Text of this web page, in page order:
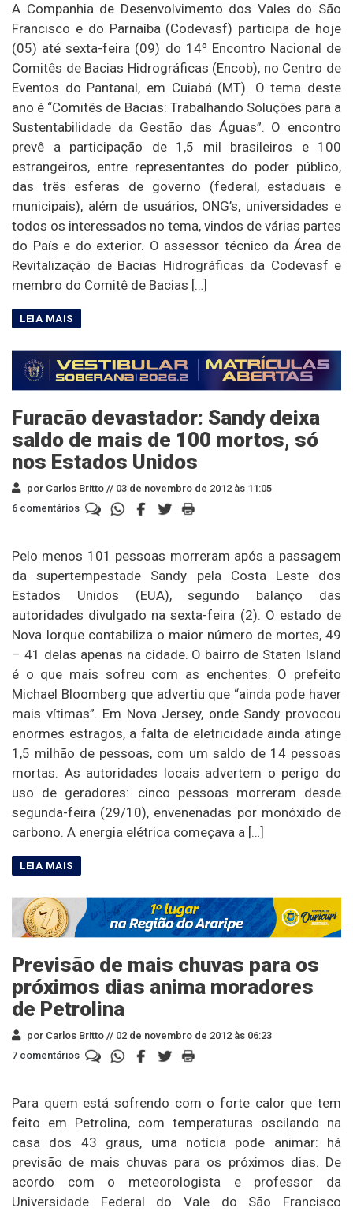
A Companhia de Desenvolvimento dos Vales do São
Francisco e do Parnaíba (Codevasf) participa de hoje
(05) até sexta-feira (09) do 14º Encontro Nacional de
Comitês de Bacias Hidrográficas (Encob), no Centro de
Eventos do Pantanal, em Cuiabá (MT). O tema deste
ano é “Comitês de Bacias: Trabalhando Soluções para a
Sustentabilidade da Gestão das Águas”. O encontro
prevê a participação de 1,5 mil brasileiros e 100
estrangeiros, entre representantes do poder público,
das três esferas de governo (federal, estaduais e
municipais), além de usuários, ONG’s, universidades e
todos os interessados no tema, vindos de várias partes
do País e do exterior. O assessor técnico da Área de
Revitalização de Bacias Hidrográficas da Codevasf e
membro do Comitê de Bacias […]
Furacão devastador: Sandy deixa
saldo de mais de 100 mortos, só
nos Estados Unidos
por Carlos Britto // 03 de novembro de 2012 às 11:05
6 comentários
Pelo menos 101 pessoas morreram após a passagem
da supertempestade Sandy pela Costa Leste dos
Estados Unidos (EUA), segundo balanço das
autoridades divulgado na sexta-feira (2). O estado de
Nova Iorque contabiliza o maior número de mortes, 49
– 41 delas apenas na cidade. O bairro de Staten Island
é o que mais sofreu com as enchentes. O prefeito
Michael Bloomberg que advertiu que “ainda pode haver
mais vítimas”. Em Nova Jersey, onde Sandy provocou
enormes estragos, a falta de eletricidade ainda atinge
1,5 milhão de pessoas, com um saldo de 14 pessoas
mortas. As autoridades locais advertem o perigo do
uso de geradores: cinco pessoas morreram desde
segunda-feira (29/10), envenenadas por monóxido de
carbono. A energia elétrica começava a […]
Previsão de mais chuvas para os
próximos dias anima moradores
de Petrolina
por Carlos Britto // 02 de novembro de 2012 às 06:23
7 comentários
Para quem está sofrendo com o forte calor que tem
feito em Petrolina, com temperaturas oscilando na
casa dos 43 graus, uma notícia pode animar: há
previsão de mais chuvas para os próximos dias. De
acordo com o meteorologista e professor da
Universidade Federal do Vale do São Francisco